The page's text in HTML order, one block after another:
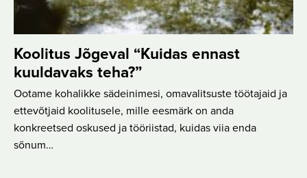
Koolitus Jõgeval “Kuidas ennast
kuuldavaks teha?”
Ootame kohalikke sädeinimesi, omavalitsuste töötajaid ja
ettevõtjaid koolitusele, mille eesmärk on anda
konkreetsed oskused ja tööriistad, kuidas viia enda
sõnum…